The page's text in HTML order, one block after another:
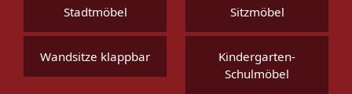
Stadtmöbel Sitzmöbel
Wandsitze klappbar
Kindergarten-
Schulmöbel